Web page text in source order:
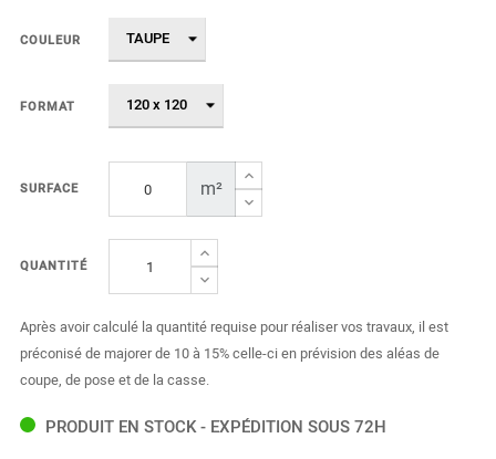
COULEUR
FORMAT
SURFACE m²
QUANTITÉ
Après avoir calculé la quantité requise pour réaliser vos travaux, il est
préconisé de majorer de 10 à 15% celle-ci en prévision des aléas de
coupe, de pose et de la casse.
PRODUIT EN STOCK - EXPÉDITION SOUS 72H